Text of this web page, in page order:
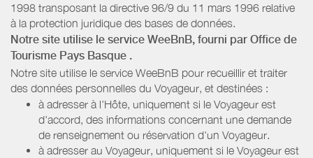
1998 transposant la directive 96/9 du 11 mars 1996 relative
à la protection juridique des bases de données.
Notre site utilise le service WeeBnB, fourni par Office de
Tourisme Pays Basque .
Notre site utilise le service WeeBnB pour recueillir et traiter
des données personnelles du Voyageur, et destinées :
à adresser à l'Hôte, uniquement si le Voyageur est
d'accord, des informations concernant une demande
de renseignement ou réservation d'un Voyageur.
à adresser au Voyageur, uniquement si le Voyageur est